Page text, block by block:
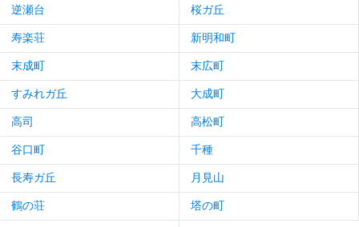
逆瀬台 桜ガ丘
寿楽荘 新明和町
末成町 末広町
すみれガ丘 大成町
高司 高松町
谷口町 千種
長寿ガ丘 月見山
鶴の荘 塔の町